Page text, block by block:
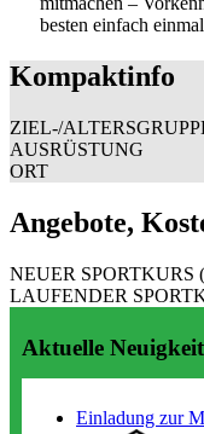
besten einfach
Kompaktinfo
ZIEL-/
AUSRÜSTUNG
ORT
Angebote,
NEUER SPORTKURS
LAUFENDER
Aktuelle
Einladung zur